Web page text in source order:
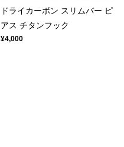
ドライカーボン スリムバー ピ
アス チタンフック
¥4,000